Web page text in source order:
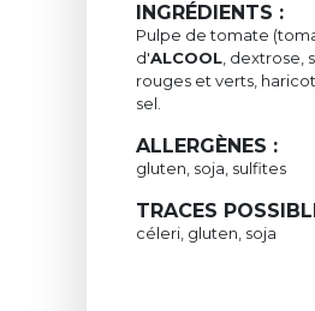
INGRÉDIENTS :
Pulpe de tomate
d'ALCOOL ,
rouges et verts,
sel.
ALLERGÈNES :
gluten, soja, sulfites
TRACES
céleri, gluten, soja